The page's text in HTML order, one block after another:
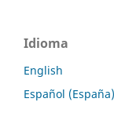
Idioma
English
Español (España)